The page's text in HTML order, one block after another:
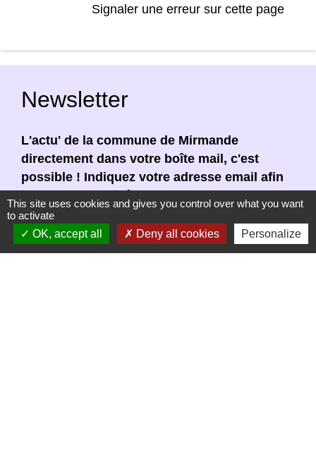
Signaler une erreur sur cette page
Newsletter
L'actu' de la commune de Mirmande
directement dans votre boîte mail, c'est
possible ! Indiquez votre adresse email afin
de vous abonner à notre newsletter.
En renseignant votre adresse email, vous
acceptez de recevoir notre newsletter par
This site uses cookies and gives you control over what you want
to activate
OK, accept all
Deny all cookies Personalize